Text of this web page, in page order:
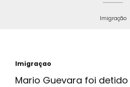
a
m
Imigração
Imigraçao
Mario Guevara foi